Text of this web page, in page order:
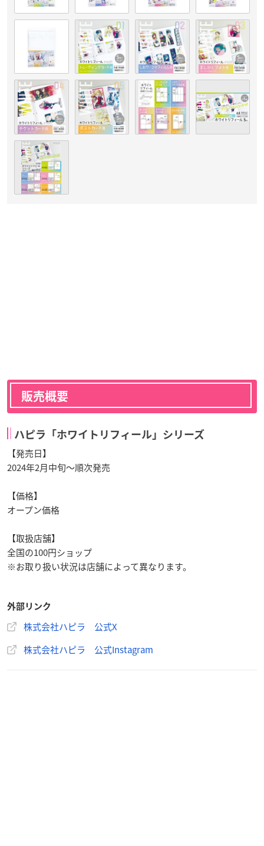
販売概要
ハピラ「ホワイトリフィール」シリーズ
【発売日】
2024年2月中旬～順次発売
【価格】
オープン価格
【取扱店舗】
全国の100円ショップ
※お取り扱い状況は店舗によって異なります。
外部リンク
株式会社ハピラ 公式X
株式会社ハピラ 公式Instagram